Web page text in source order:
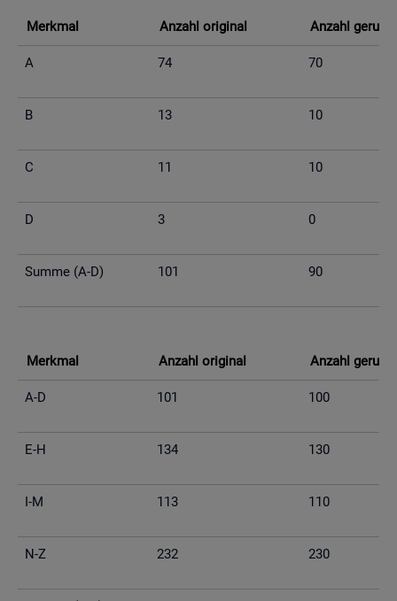
Merk­mal An­zahl ori­gi­nal An­zahl
A 74 70
B 13 10
C 11 10
D 3 0
Summe (A-D) 101 90
Merk­mal An­zahl ori­gi­nal An­zahl
A-D 101 100
E-H 134 130
I-M 113 110
N-Z 232 230